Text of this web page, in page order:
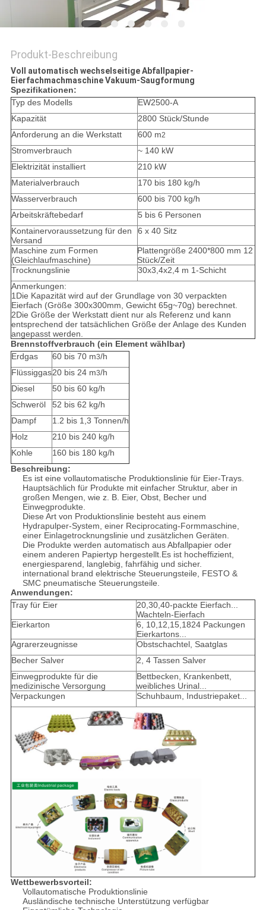
Produkt-Beschreibung
Voll automatisch wechselseitige Abfallpapier-
Eierfachmachmaschine Vakuum-Saugformung
Spezifikationen:
Typ des Modells
EW2500-A
Kapazität
2800 Stück/Stunde
Anforderung an die Werkstatt
600 m2
Stromverbrauch
~ 140 kW
Elektrizität installiert
210 kW
Materialverbrauch
170 bis 180 kg/h
Wasserverbrauch
600 bis 700 kg/h
Arbeitskräftebedarf
5 bis 6 Personen
Kontainervoraussetzung für den
Versand
6 x 40 Sitz
Maschine zum Formen
(Gleichlaufmaschine)
Plattengröße 2400*800 mm 12
Stück/Zeit
Trocknungslinie
30x3,4x2,4 m 1-Schicht
Anmerkungen:
1Die Kapazität wird auf der Grundlage von 30 verpackten
Eierfach (Größe 300x300mm, Gewicht 65g~70g) berechnet.
2Die Größe der Werkstatt dient nur als Referenz und kann
entsprechend der tatsächlichen Größe der Anlage des Kunden
angepasst werden.
Brennstoffverbrauch (ein Element wählbar)
Erdgas
60 bis 70 m3/h
Flüssiggas20 bis 24 m3/h
Diesel
50 bis 60 kg/h
Schweröl
52 bis 62 kg/h
Dampf
1.2 bis 1,3 Tonnen/h
Holz
210 bis 240 kg/h
Kohle
160 bis 180 kg/h
Beschreibung:
Es ist eine vollautomatische Produktionslinie für Eier-Trays.
Hauptsächlich für Produkte mit einfacher Struktur, aber in
großen Mengen, wie z. B. Eier, Obst, Becher und
Einwegprodukte.
Diese Art von Produktionslinie besteht aus einem
Hydrapulper-System, einer Reciprocating-Formmaschine,
einer Einlagetrocknungslinie und zusätzlichen Geräten.
Die Produkte werden automatisch aus Abfallpapier oder
einem anderen Papiertyp hergestellt.Es ist hocheffizient,
energiesparend, langlebig, fahrfähig und sicher.
international brand elektrische Steuerungsteile, FESTO &
SMC pneumatische Steuerungsteile.
Anwendungen:
Tray für Eier
20,30,40-packte Eierfach...
Wachteln-Eierfach
Eierkarton
6, 10,12,15,1824 Packungen
Eierkartons...
Agrarerzeugnisse
Obstschachtel, Saatglas
Becher Salver
2, 4 Tassen Salver
Einwegprodukte für die
medizinische Versorgung
Bettbecken, Krankenbett,
weibliches Urinal...
Verpackungen
Schuhbaum, Industriepaket...
Wettbewerbsvorteil:
Vollautomatische Produktionslinie
Ausländische technische Unterstützung verfügbar